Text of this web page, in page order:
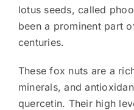
lotus seeds, called
been a prominent part
centuries.
These fox nuts are a
minerals, and
quercetin. Their high